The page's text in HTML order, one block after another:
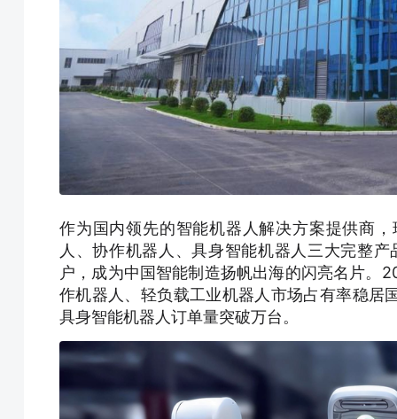
作为国内领先的智能机器人解决方案提供商
人、协作机器人、具身智能机器人三大完整
户，成为中国智能制造扬帆出海的闪亮名片
作机器人、轻负载工业机器人市场占有率稳居
具身智能机器人订单量突破万台。